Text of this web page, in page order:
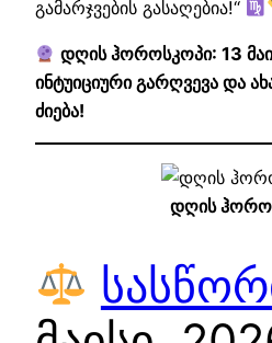
გამარჯვების გასაღებია!“
დღის ჰოროსკოპი: 13
ინტუიციური გარღვევა და
ძიება!
დღის